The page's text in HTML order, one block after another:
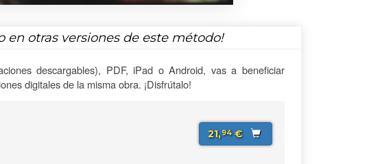
en otras versiones de este método!
descargables), PDF, iPad o Android, vas a beneficiar
digitales de la misma obra. ¡Disfrútalo!
21,94€